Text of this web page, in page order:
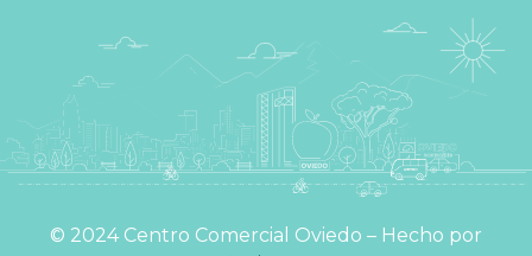
©️ 2024 Centro Comercial Oviedo – Hecho por